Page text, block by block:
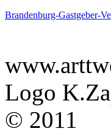
Brandenburg-Gastgeber-
Logo
© 2011